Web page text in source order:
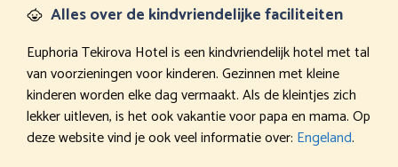
Alles over de kindvriendelijke faciliteiten
Euphoria Tekirova Hotel is een kindvriendelijk hotel met tal
van voorzieningen voor kinderen. Gezinnen met kleine
kinderen worden elke dag vermaakt. Als de kleintjes zich
lekker uitleven, is het ook vakantie voor papa en mama. Op
deze website vind je ook veel informatie over: Engeland.